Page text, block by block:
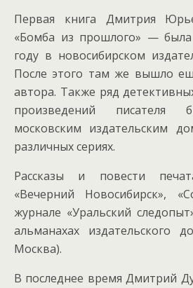
Первая книга Дмитрия
«Бомба из прошлого» —
году в новосибирском
После этого там же вышло
автора. Также ряд
произведений писателя
московским издательским
различных сериях.
Рассказы и повести
«Вечерний Новосибирск»,
журнале «Уральский
альманахах издательского
Москва).
В последнее время Дмитрий